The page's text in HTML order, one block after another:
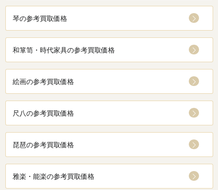
琴の参考買取価格
和箪笥・時代家具の参考買取価格
絵画の参考買取価格
尺八の参考買取価格
琵琶の参考買取価格
雅楽・能楽の参考買取価格